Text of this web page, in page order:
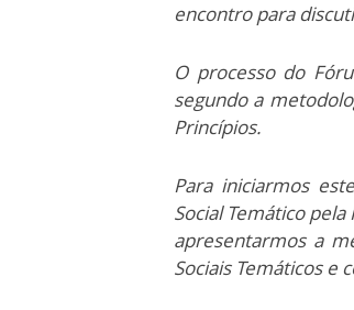
encontro para
O processo do
segundo a
Princípios.
Para iniciarmos
Social Temático
apresentarmos a
Sociais Temáticos e